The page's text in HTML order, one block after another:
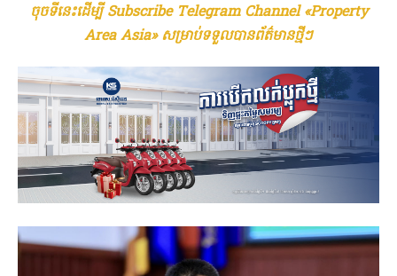
ចុចទីនេះដើម្បី Subscribe Telegram Channel «Property
Area Asia» សម្រាប់ទទួលបានព័ត៌មានថ្មីៗ